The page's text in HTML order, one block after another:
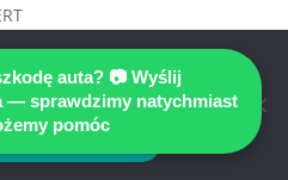
wywrotce w Niemczech –
auta? 📷 Wyślij
— sprawdzimy natychmiast
pomóc
aby świadczyć usługi na
korzystanie ze strony oznacza,
na ich użycie.